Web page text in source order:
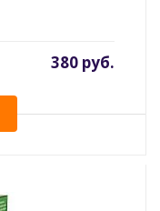
380 руб.